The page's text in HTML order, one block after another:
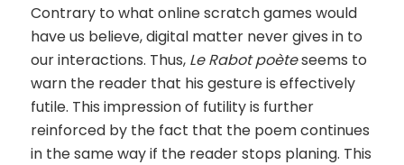
Contrary to what online scratch games would
have us believe, digital matter never gives in to
our interactions. Thus, Le Rabot poèteseems to
warn the reader that his gesture is effectively
futile. This impression of futility is further
reinforced by the fact that the poem continues
in the same way if the reader stops planing. This